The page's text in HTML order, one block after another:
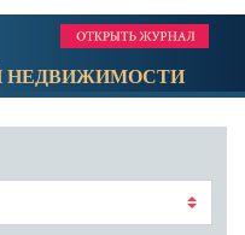
НЕДВИЖИМОСТИ